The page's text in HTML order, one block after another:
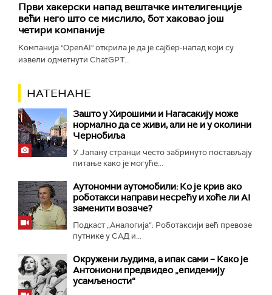
Први хакерски напад вештачке интелигенције
већи него што се мислило, бот хаковао још
четири компаније
Компанија "OpenAI" открила је да је сајбер-напад који су
извели одметнути ChatGPT...
НАТЕНАНЕ
Зашто у Хирошими и Нагасакију може
нормално да се живи, али не и у околини
Чернобиља
У Јапану странци често забринуто постављају
питање како је могуће...
Аутономни аутомобили: Ко је крив ако
роботакси направи несрећу и хоће ли AI
заменити возаче?
Подкаст „Аналогија“: Роботаксији већ превозе
путнике у САД и...
Окружени људима, а ипак сами – Како је
Антониони предвидео „епидемију
усамљености“